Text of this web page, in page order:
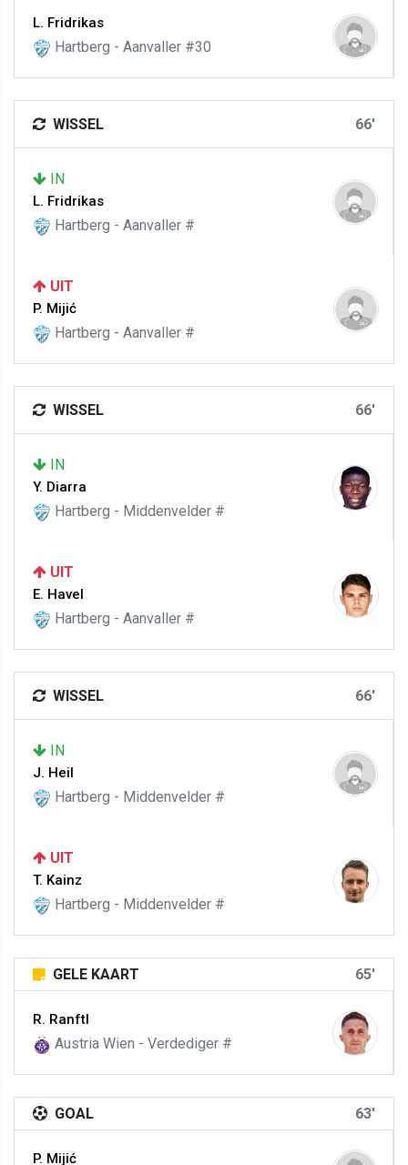
L. Fridrikas
Hartberg - Aanvaller #30
WISSEL 66'
IN
L. Fridrikas
Hartberg - Aanvaller #
UIT
P. Mijić
Hartberg - Aanvaller #
WISSEL 66'
IN
Y. Diarra
Hartberg - Middenvelder #
UIT
E. Havel
Hartberg - Aanvaller #
WISSEL 66'
IN
J. Heil
Hartberg - Middenvelder #
UIT
T. Kainz
Hartberg - Middenvelder #
GELE KAART 65'
R. Ranftl
Austria Wien - Verdediger #
GOAL 63'
P. Mijić